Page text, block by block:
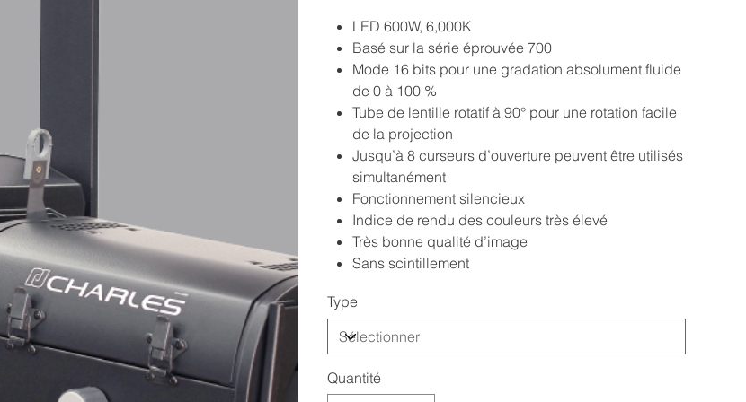
LED 600W, 6,000K
Basé sur la série éprouvée 700
Mode 16 bits pour une gradation absolument fluide
de 0 à 100 %
Tube de lentille rotatif à 90° pour une rotation facile
de la projection
Jusqu’à 8 curseurs d’ouverture peuvent être utilisés
simultanément
Fonctionnement silencieux
Indice de rendu des couleurs très élevé
Très bonne qualité d’image
Sans scintillement
Type
Quantité